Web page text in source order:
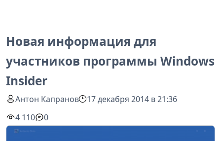
Новая информация для
участников программы Windows
Insider
Антон Капранов
17 декабря 2014 в 21:36
4 110
0